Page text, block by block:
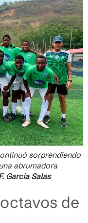
sorprendiendo
abrumadora
García Salas
de